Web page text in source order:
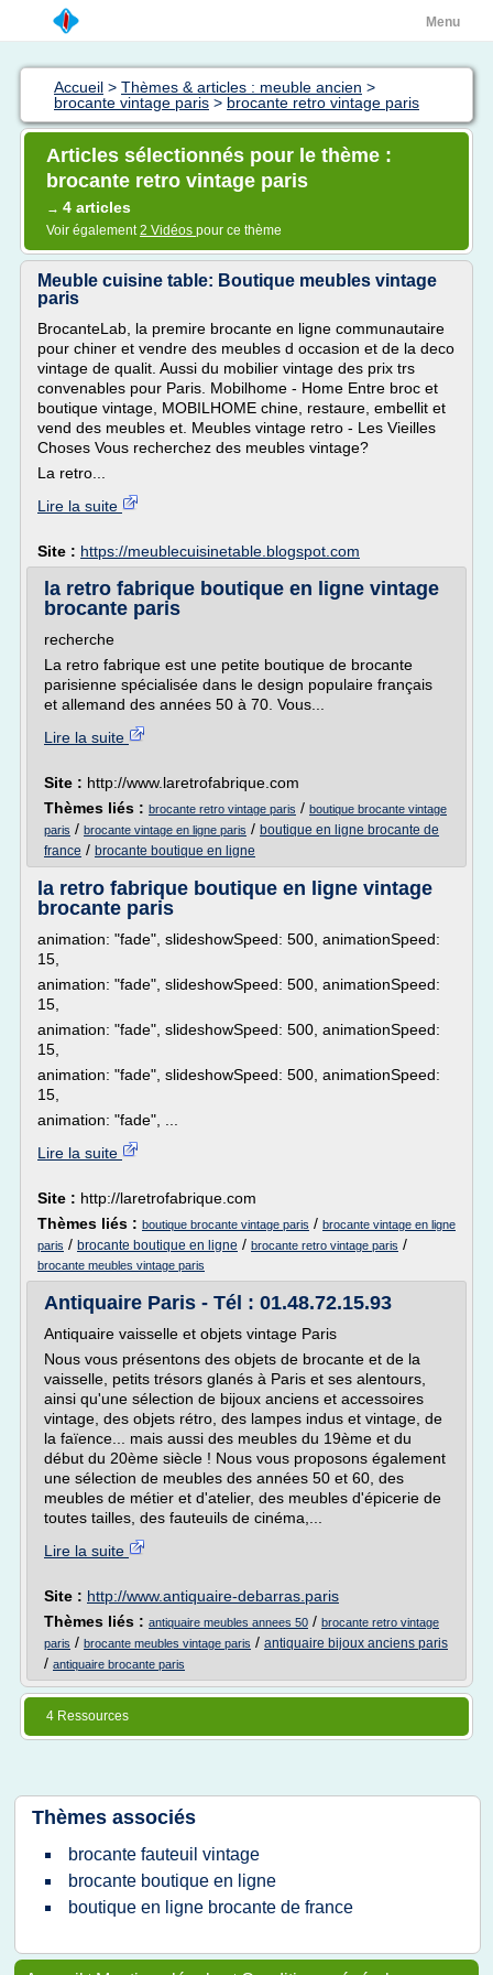
Menu
Accueil > Thèmes & articles : meuble ancien >
brocante vintage paris > brocante retro vintage paris
Articles sélectionnés pour le thème :
brocante retro vintage paris
→ 4 articles
Voir également2 Vidéos pour ce thème
Meuble cuisine table: Boutique meubles vintage
paris
BrocanteLab, la premire brocante en ligne communautaire
pour chiner et vendre des meubles d occasion et de la deco
vintage de qualit. Aussi du mobilier vintage des prix trs
convenables pour Paris. Mobilhome - Home Entre broc et
boutique vintage, MOBILHOME chine, restaure, embellit et
vend des meubles et. Meubles vintage retro - Les Vieilles
Choses Vous recherchez des meubles vintage?
La retro...
Lire la suite
Site : https://meublecuisinetable.blogspot.com
la retro fabrique boutique en ligne vintage
brocante paris
recherche
La retro fabrique est une petite boutique de brocante
parisienne spécialisée dans le design populaire français
et allemand des années 50 à 70. Vous...
Lire la suite
Site : http://www.laretrofabrique.com
Thèmes liés : brocante retro vintage paris / boutique brocante vintage
paris / brocante vintage en ligne paris / boutique en ligne brocante de
france / brocante boutique en ligne
la retro fabrique boutique en ligne vintage
brocante paris
animation: "fade", slideshowSpeed: 500, animationSpeed:
15,
animation: "fade", slideshowSpeed: 500, animationSpeed:
15,
animation: "fade", slideshowSpeed: 500, animationSpeed:
15,
animation: "fade", slideshowSpeed: 500, animationSpeed:
15,
animation: "fade", ...
Lire la suite
Site : http://laretrofabrique.com
Thèmes liés : boutique brocante vintage paris / brocante vintage en ligne
paris / brocante boutique en ligne / brocante retro vintage paris /
brocante meubles vintage paris
Antiquaire Paris - Tél : 01.48.72.15.93
Antiquaire vaisselle et objets vintage Paris
Nous vous présentons des objets de brocante et de la
vaisselle, petits trésors glanés à Paris et ses alentours,
ainsi qu'une sélection de bijoux anciens et accessoires
vintage, des objets rétro, des lampes indus et vintage, de
la faïence... mais aussi des meubles du 19ème et du
début du 20ème siècle ! Nous vous proposons également
une sélection de meubles des années 50 et 60, des
meubles de métier et d'atelier, des meubles d'épicerie de
toutes tailles, des fauteuils de cinéma,...
Lire la suite
Site : http://www.antiquaire-debarras.paris
Thèmes liés : antiquaire meubles annees 50 / brocante retro vintage
paris / brocante meubles vintage paris / antiquaire bijoux anciens paris
/ antiquaire brocante paris
4 Ressources
Thèmes associés
brocante fauteuil vintage
brocante boutique en ligne
boutique en ligne brocante de france